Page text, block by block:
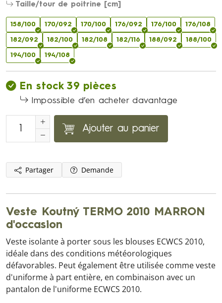
Taille/tour de poitrine [cm]
158/100 170/092 170/100 176/092 176/100 176/108
182/092 182/100 182/108 182/116 188/092 188/100
194/100 194/108
En stock 39 pièces
Impossible d’en acheter davantage
Ajouter au panier
Partager Demande
Veste Koutný TERMO 2010 MARRON
d'occasion
Veste isolante à porter sous les blouses ECWCS 2010,
idéale dans des conditions météorologiques
défavorables. Peut également être utilisée comme veste
d'uniforme à part entière, en combinaison avec un
pantalon de l'uniforme ECWCS 2010.